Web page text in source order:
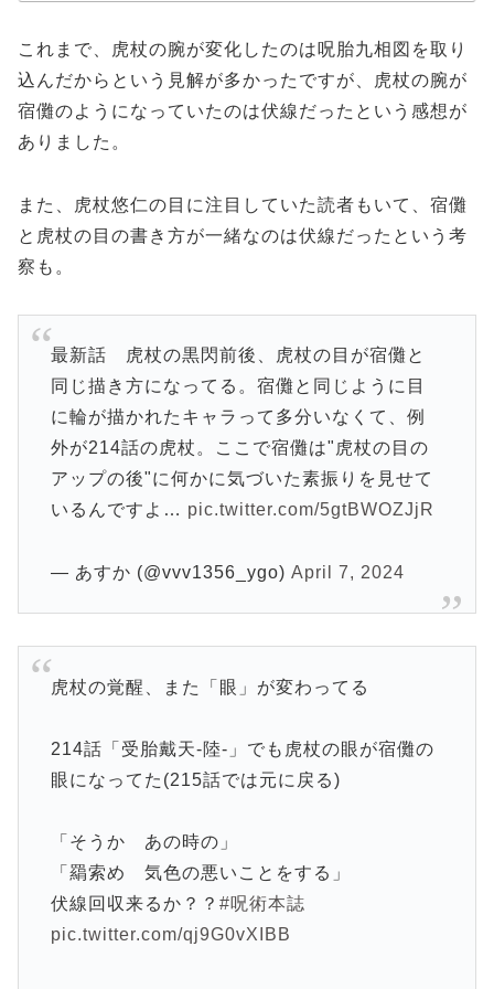
これまで、虎杖の腕が変化したのは呪胎九相図を取り
込んだからという見解が多かったですが、虎杖の腕が
宿儺のようになっていたのは伏線だったという感想が
ありました。
また、虎杖悠仁の目に注目していた読者もいて、宿儺
と虎杖の目の書き方が一緒なのは伏線だったという考
察も。
最新話 虎杖の黒閃前後、虎杖の目が宿儺と
同じ描き方になってる。宿儺と同じように目
に輪が描かれたキャラって多分いなくて、例
外が214話の虎杖。ここで宿儺は"虎杖の目の
アップの後"に何かに気づいた素振りを見せて
いるんですよ… pic.twitter.com/5gtBWOZJjR
— あすか (@vvv1356_ygo) April 7, 2024
虎杖の覚醒、また「眼」が変わってる
214話「受胎戴天-陸-」でも虎杖の眼が宿儺の
眼になってた(215話では元に戻る)
「そうか あの時の」
「羂索め 気色の悪いことをする」
伏線回収来るか？？ #呪術本誌
pic.twitter.com/qj9G0vXIBB